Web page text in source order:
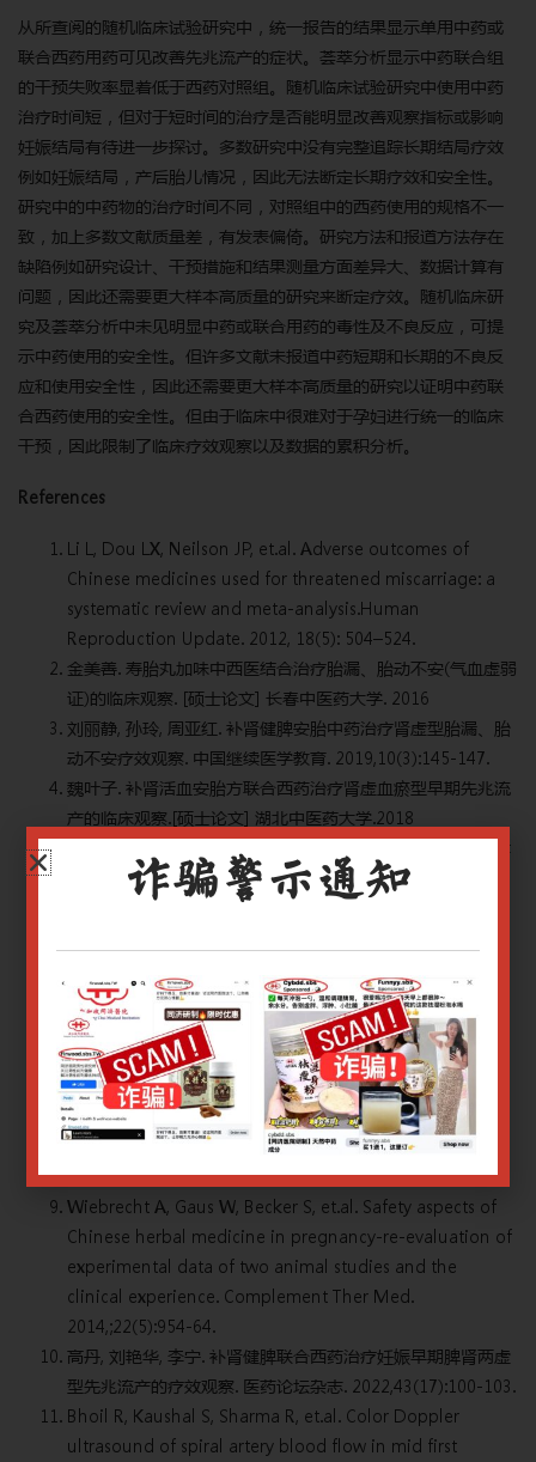
从所查阅的随机临床试验研究中，统一报告的结果显示单用中药或
联合西药用药可见改善先兆流产的症状。荟萃分析显示中药联合组
的干预失败率显着低于西药对照组。随机临床试验研究中使用中药
治疗时间短，但对于短时间的治疗是否能明显改善观察指标或影响
妊娠结局有待进一步探讨。多数研究中没有完整追踪长期结局疗效
例如妊娠结局，产后胎儿情况，因此无法断定长期疗效和安全性。
研究中的中药物的治疗时间不同，对照组中的西药使用的规格不一
致，加上多数文献质量差，有发表偏倚。研究方法和报道方法存在
缺陷例如研究设计、干预措施和结果测量方面差异大、数据计算有
问题，因此还需要更大样本高质量的研究来断定疗效。随机临床研
究及荟萃分析中未见明显中药或联合用药的毒性及不良反应，可提
示中药使用的安全性。但许多文献未报道中药短期和长期的不良反
应和使用安全性，因此还需要更大样本高质量的研究以证明中药联
合西药使用的安全性。但由于临床中很难对于孕妇进行统一的临床
干预，因此限制了临床疗效观察以及数据的累积分析。
References
Li L, Dou LX, Neilson JP, et.al. Adverse outcomes of
Chinese medicines used for threatened miscarriage: a
systematic review and meta-analysis.Human
Reproduction Update. 2012, 18(5): 504–524.
金美善. 寿胎丸加味中西医结合治疗胎漏、胎动不安(气血虚弱
证)的临床观察. [硕士论文] 长春中医药大学. 2016
刘丽静, 孙玲, 周亚红. 补肾健脾安胎中药治疗肾虚型胎漏、胎
动不安疗效观察. 中国继续医学教育. 2019,10(3):145-147.
魏叶子. 补肾活血安胎方联合西药治疗肾虚血瘀型早期先兆流
产的临床观察.[硕士论文] 湖北中医药大学.2018
程立前. 基于数据挖掘现代中医药治疗早期先兆流产用药规律
及新方应用临床研究. 山东中医药大学[硕士学位论文]. 2017.
冯晓玲, 代立霞, 孙可丰, 等. 先兆流产的中医证治及用药规律
commonly used Chinese herbal medicines during
pregnancy in mice. Hum Reprod. 2012,27(8):2448-56.
Li Lu, Tang L, Man G, et.al. Potential reproductive
toxicity of Largehead Atractylodes Rhizome, the most
commonly used Chinese medicine for threatened
miscarriage. Human reproduction (Oxford, England).
2011,26:3280-8.
Wiebrecht A, Gaus W, Becker S, et.al. Safety aspects of
Chinese herbal medicine in pregnancy-re-evaluation of
experimental data of two animal studies and the
clinical experience. Complement Ther Med.
2014,;22(5):954-64.
高丹, 刘艳华, 李宁. 补肾健脾联合西药治疗妊娠早期脾肾两虚
型先兆流产的疗效观察. 医药论坛杂志. 2022,43(17):100-103.
Bhoil R, Kaushal S, Sharma R, et.al. Color Doppler
ultrasound of spiral artery blood flow in mid first
诈骗警示通知